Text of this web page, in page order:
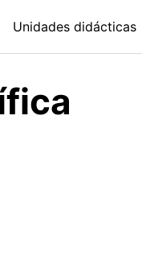
Unidades didácticas